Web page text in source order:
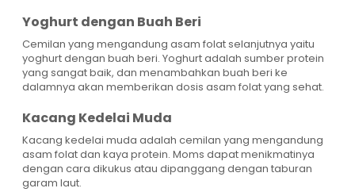
Yoghurt dengan Buah Beri
Cemilan yang mengandung asam folat selanjutnya yaitu
yoghurt dengan buah beri. Yoghurt adalah sumber protein
yang sangat baik, dan menambahkan buah beri ke
dalamnya akan memberikan dosis asam folat yang sehat.
Kacang Kedelai Muda
Kacang kedelai muda adalah cemilan yang mengandung
asam folat dan kaya protein. Moms dapat menikmatinya
dengan cara dikukus atau dipanggang dengan taburan
garam laut.